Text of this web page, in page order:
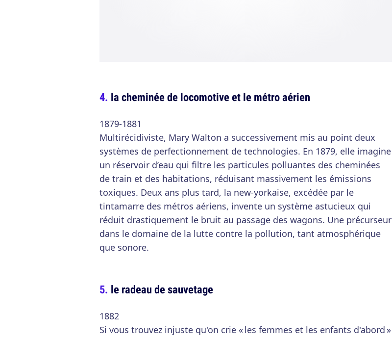
la cheminée de locomotive et le métro aérien
1879-1881
Multirécidiviste, Mary Walton a successivement mis au point deux
systèmes de perfectionnement de technologies. En 1879, elle imagine
un réservoir d’eau qui filtre les particules polluantes des cheminées
de train et des habitations, réduisant massivement les émissions
toxiques. Deux ans plus tard, la new-yorkaise, excédée par le
tintamarre des métros aériens, invente un système astucieux qui
réduit drastiquement le bruit au passage des wagons. Une précurseur
dans le domaine de la lutte contre la pollution, tant atmosphérique
que sonore.
le radeau de sauvetage
1882
Si vous trouvez injuste qu'on crie « les femmes et les enfants d'abord »